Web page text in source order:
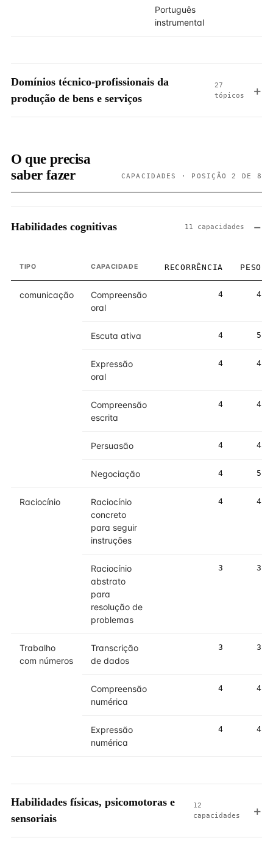
Português
instrumental
Domínios técnico-profissionais da
produção de bens e serviços
27
tópicos
O que precisa
saber fazer
CAPACIDADES · POSIÇÃO 2 DE 8
Habilidades cognitivas 11 capacidades
TIPO CAPACIDADE RECORRÊNCIA PESO
comunicação
Compreensão
oral
4 4
Escuta ativa 4 5
Expressão
oral
4 4
Compreensão
escrita
4 4
Persuasão 4 4
Negociação 4 5
Raciocínio
Raciocínio
concreto
para seguir
instruções
4 4
Raciocínio
abstrato
para
resolução de
problemas
3 3
Trabalho
com números
Transcrição
de dados
3 3
Compreensão
numérica
4 4
Expressão
numérica
4 4
Habilidades físicas, psicomotoras e
sensoriais
12
capacidades